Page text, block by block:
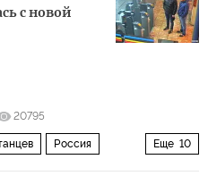
с новой
20795
Еще 10
Россия